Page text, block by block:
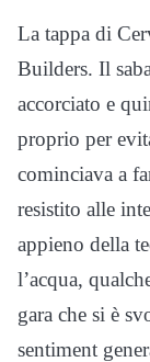
La tappa di
Builders. Il
accorciato e
proprio per
cominciava a
resistito alle
appieno della
l’acqua,
gara che si è
sentiment